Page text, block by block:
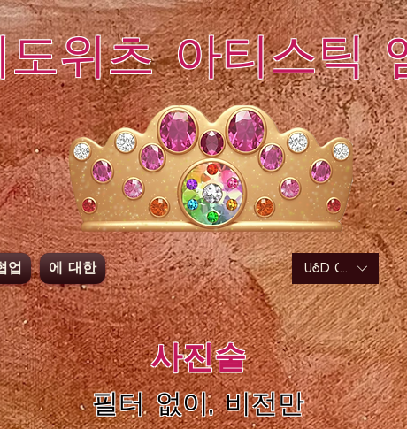
위츠 아티스틱
업 에 대한 USD ($)
사진술
필터 없이, 비전만